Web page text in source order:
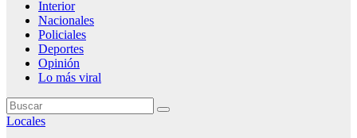
Interior
Nacionales
Policiales
Deportes
Opinión
Lo más viral
Locales